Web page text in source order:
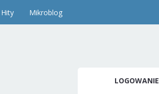
Hity Mikroblog
LOGOWANIE